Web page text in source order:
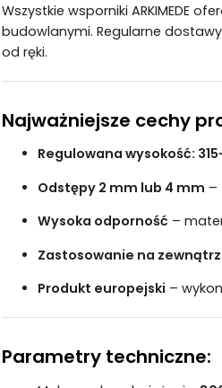
Wszystkie wsporniki ARKIMEDE
budowlanymi. Regularne
od ręki.
Najważniejsze cechy
Regulowana wysokość:
Odstępy 2 mm lub 4 mm –
Wysoka odporność –
Zastosowanie na zewnątrz
Produkt europejski –
Parametry techniczne: